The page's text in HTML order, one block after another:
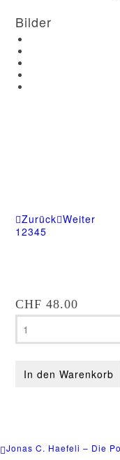
Bilder
Zurück Weiter
12345
CHF 48.00
Stephan
Schacher
-
Road
Menge
In den Warenkorb
Jonas C. Haefeli – Die